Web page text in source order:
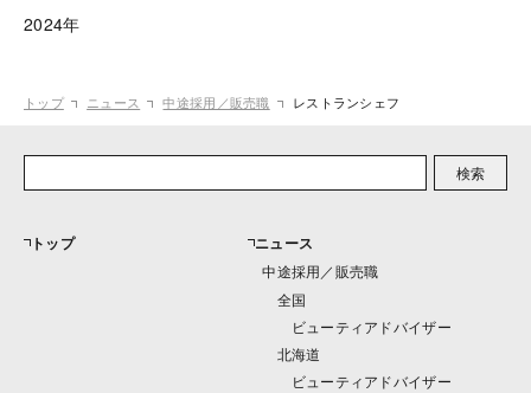
2024年
トップ ニュース 中途採用／販売職 レストランシェフ
検索
トップ ニュース
中途採用／販売職
全国
ビューティアドバイザー
北海道
ビューティアドバイザー